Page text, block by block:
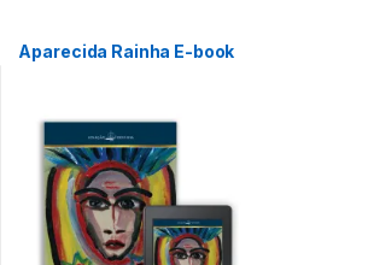
Aparecida Rainha E-book